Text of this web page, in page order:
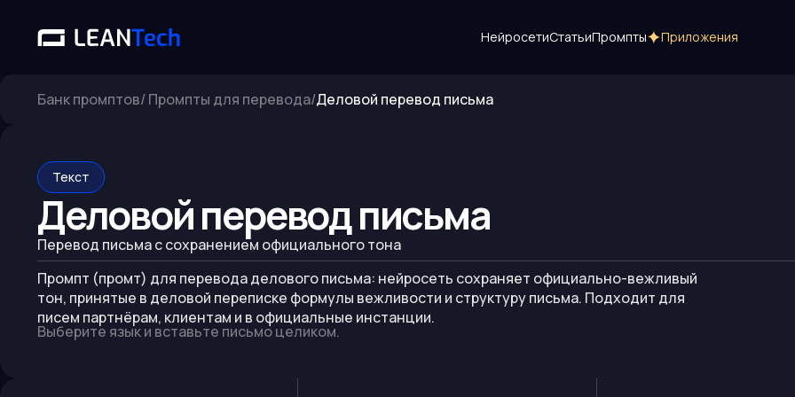
НейросетиСтатьиПромпты Приложения
Банк промптов/Промпты для перевода/Деловой перевод письма
Текст
Деловой перевод письма
Перевод письма с сохранением официального тона
Промпт (промт) для перевода делового письма: нейросеть сохраняет официально-вежливый
тон, принятые в деловой переписке формулы вежливости и структуру письма. Подходит для
писем партнёрам, клиентам и в официальные инстанции.
Выберите язык и вставьте письмо целиком.